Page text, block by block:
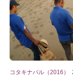
コタキナバル（2016）